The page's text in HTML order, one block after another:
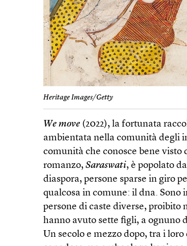
Heritage Images/Getty
We move (2022), la fortunata
ambientata nella comunità degli
comunità che conosce bene
romanzo,Saraswati, è popolato
diaspora, persone sparse in giro
qualcosa in comune: il dna.
persone di caste diverse, proibito
hanno avuto sette figli, a ognuno
Un secolo e mezzo dopo, tra i